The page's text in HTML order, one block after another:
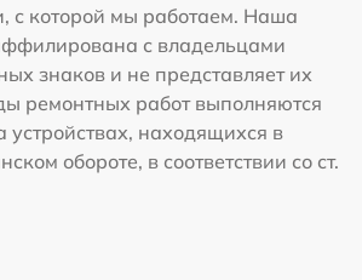
с которой мы работаем. Наша
с владельцами
знаков и не представляет их
ремонтных работ выполняются
устройствах, находящихся в
обороте, в соответствии со ст.